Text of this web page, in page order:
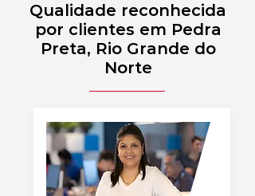
Qualidade reconhecida
por clientes em Pedra
Preta, Rio Grande do
Norte